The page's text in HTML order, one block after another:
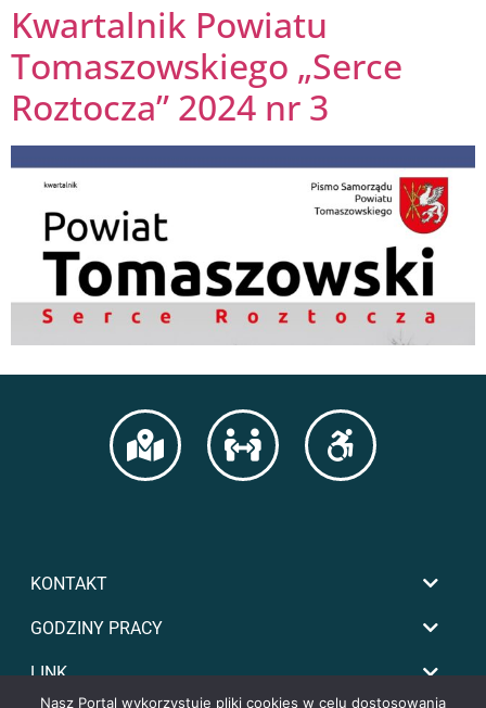
Kwartalnik Powiatu
Tomaszowskiego „Serce
Roztocza” 2024 nr 3
KONTAKT
GODZINY PRACY
LINK
Nasz Portal wykorzystuje pliki cookies w celu dostosowania